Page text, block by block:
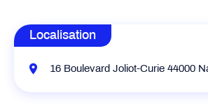
Localisation
16 Boulevard Joliot-Curie 44000